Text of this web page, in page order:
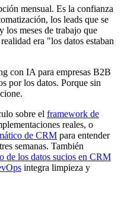
mensual. Es la confianza
los leads que se
los meses de trabajo que
era "los datos estaban
con IA para empresas B2B
por los datos. Porque sin
sobre el framework de
reales, o
de CRM para entender
semanas. También
de los datos sucios en CRM
integra limpieza y